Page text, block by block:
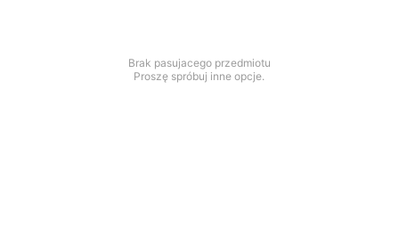
Brak pasujacego przedmiotu
Proszę spróbuj inne opcje.